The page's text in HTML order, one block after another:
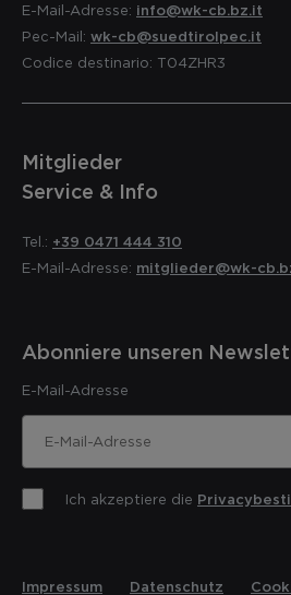
E-Mail-Adresse: info@wk-cb.bz.it
Pec-Mail: wk-cb@suedtirolpec.it
Codice destinario: T04ZHR3
Mitglieder
Service & Info
Tel.: +39 0471 444 310
E-Mail-Adresse: mitglieder@wk-
Abonniere unseren
E-Mail-Adresse
Ich akzeptiere die
Impressum Datenschutz